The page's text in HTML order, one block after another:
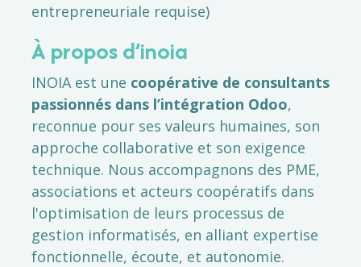
entrepreneuriale requise)
À propos d’inoia
INOIA est une coopérative de consultants
passionnés dans l’intégration Odoo,
reconnue pour ses valeurs humaines, son
approche collaborative et son exigence
technique. Nous accompagnons des PME,
associations et acteurs coopératifs dans
l'optimisation de leurs processus de
gestion informatisés, en alliant expertise
fonctionnelle, écoute, et autonomie.